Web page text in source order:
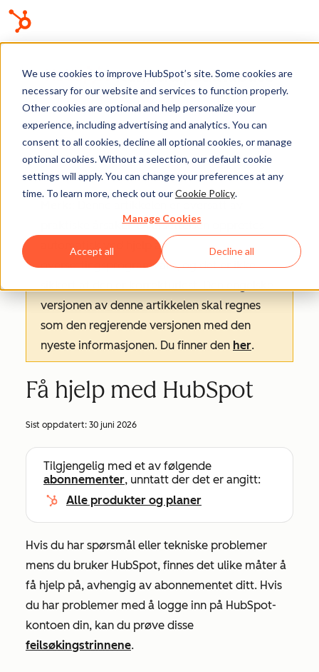
We use cookies to improve HubSpot’s site. Some cookies are
necessary for our website and services to function properly.
Other cookies are optional and help personalize your
experience, including advertising and analytics. You can
consent to all cookies, decline all optional cookies, or manage
optional cookies. Without a selection, our default cookie
settings will apply. You can change your preferences at any
time. To learn more, check out ourCookie Policy.
Manage Cookies
Accept all Decline all
Kunnskapsdatabase
Hjelp og ressurser
praktiske årsaker. Oversettelsen opprettes
automatisk ved hjelp av
oversettingsprogramvare, og det er ikke
versjonen av denne artikkelen skal regnes
som den regjerende versjonen med den
nyeste informasjonen. Du finner den her.
Få hjelp med HubSpot
Sist oppdatert: 30 juni 2026
Tilgjengelig med et av følgende
abonnementer, unntatt der det er angitt:
Alle produkter og planer
Hvis du har spørsmål eller tekniske problemer
mens du bruker HubSpot, finnes det ulike måter å
få hjelp på, avhengig av abonnementet ditt. Hvis
du har problemer med å logge inn på HubSpot-
kontoen din, kan du prøve disse
feilsøkingstrinnene.